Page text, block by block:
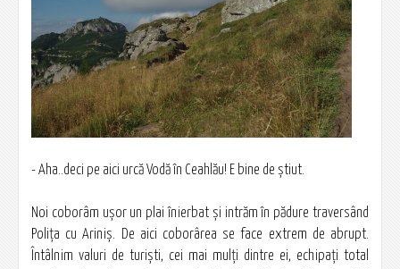
- Aha..deci pe aici urcă Vodă în Ceahlău! E bine de ştiut.
Noi coborâm uşor un plai înierbat şi intrăm în pădure traversând
Poliţa cu Ariniş. De aici coborârea se face extrem de abrupt.
Întâlnim valuri de turişti, cei mai mulţi dintre ei, echipaţi total